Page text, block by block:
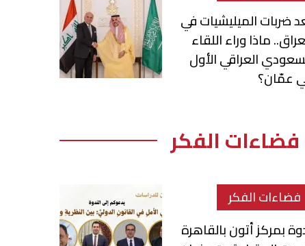
ضربات الميليشيات في
ماذا وراء اللقاء
العراقي الأول
عمّان؟
فضاءات الفكر
فضاءات الفكر
بمركز أتون بالقاهرة